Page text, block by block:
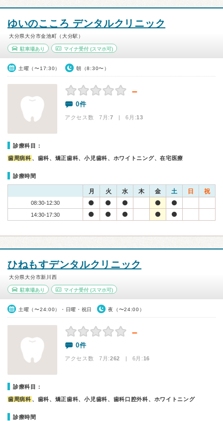
ゆいのこころ デンタルクリニック
大分県大分市金池町（大分駅）
駐車場あり マイナ受付(スマホ可)
土曜（〜17:30） 朝（8:30〜）
－
0件
アクセス数 7月:7 | 6月:13
診療科目：
歯周病科 、歯科、矯正歯科、小児歯科、ホワイトニング、在宅医療
診療時間
月 火 水 木 金 土 日 祝
08:30-12:30
14:30-17:30
ひねもすデンタルクリニック
大分県大分市新川西
駐車場あり マイナ受付(スマホ可)
土曜（〜24:00）・日曜・祝日 夜（〜24:00）
－
0件
アクセス数 7月:262 | 6月:16
診療科目：
歯周病科 、歯科、矯正歯科、小児歯科、歯科口腔外科、ホワイトニング
診療時間